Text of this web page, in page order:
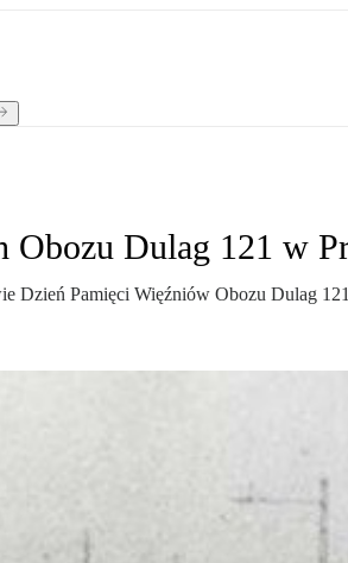
Obozu Dulag 121 w
Dzień Pamięci Więźniów Obozu Dulag